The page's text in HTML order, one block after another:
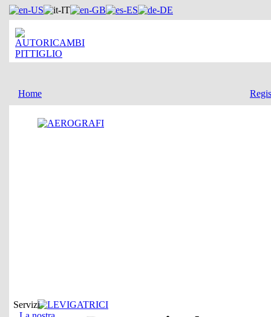
Home
Servizi